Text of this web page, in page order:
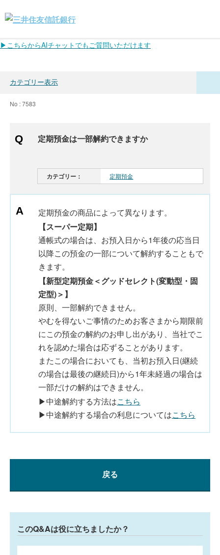
▶こちらからAIチャットでもご質問いただけます
カテゴリー表示
No : 7583
定期預金は一部解約できますか
カテゴリー： 定期預金
定期預金の商品によって異なります。
【スーパー定期】
通帳式の場合は、お預入日から1年後の応当日
以降この預金の一部について解約することもで
きます。
【新型定期預金＜グッドセレクト(変動型・固
定型)＞】
原則、一部解約できません。
やむを得ないご事情のためお客さまから期限前
にこの預金の解約のお申し出があり、当社でこ
れを認めた場合は応ずることがあります。
またこの場合においても、当初お預入日(継続
の場合は最後の継続日)から1年未経過の場合は
一部だけの解約はできません。
▶中途解約する方法はこちら
▶中途解約する場合の利息についてはこちら
戻る
このQ&Aは役に立ちましたか？